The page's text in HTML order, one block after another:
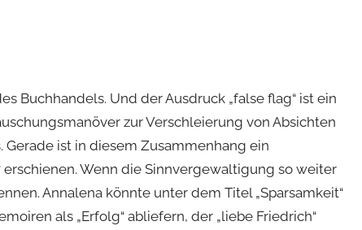
Buchhandels. Und der Ausdruck „false flag“ ist ein
zur Verschleierung von Absichten
ist in diesem Zusammenhang ein
Wenn die Sinnvergewaltigung so weiter
Annalena könnte unter dem Titel „Sparsamkeit“
als „Erfolg“ abliefern, der „liebe Friedrich“